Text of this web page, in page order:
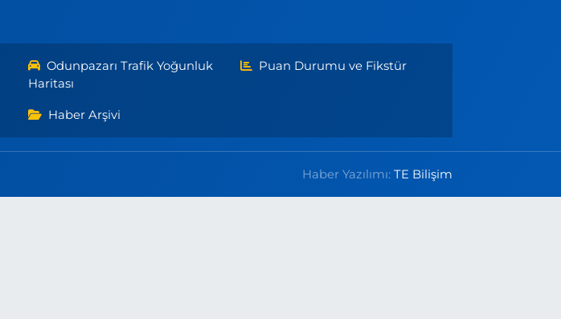
Odunpazarı Trafik Yoğunluk
Haritası
Puan Durumu ve Fikstür
Haber Arşivi
Haber Yazılımı:TE Bilişim